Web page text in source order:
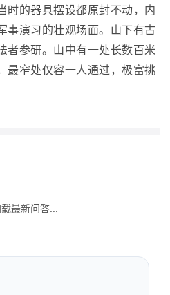
时的器具摆设都原封不动，内
事演习的壮观场面。山下有古
者参研。山中有一处长数百米
最窄处仅容一人通过，极富挑
最新问答...